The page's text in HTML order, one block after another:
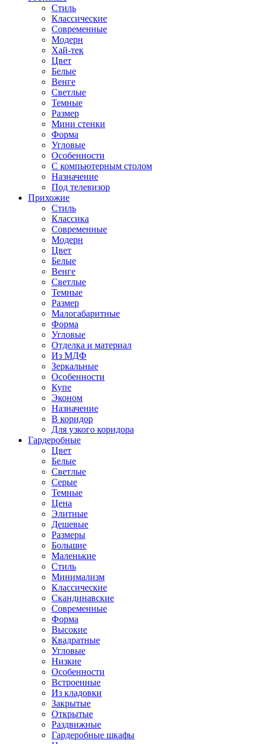
Стиль
Классические
Современные
Модерн
Хай-тек
Цвет
Белые
Венге
Светлые
Темные
Размер
Мини стенки
Форма
Угловые
Особенности
С компьютерным столом
Назначение
Под телевизор
Прихожие
Стиль
Классика
Современные
Модерн
Цвет
Белые
Венге
Светлые
Темные
Размер
Малогабаритные
Форма
Угловые
Отделка и материал
Из МДФ
Зеркальные
Особенности
Купе
Эконом
Назначение
В коридор
Для узкого коридора
Гардеробные
Цвет
Белые
Светлые
Серые
Темные
Цена
Элитные
Дешевые
Размеры
Большие
Маленькие
Стиль
Минимализм
Классические
Скандинавские
Современные
Форма
Высокие
Квадратные
Угловые
Низкие
Особенности
Встроенные
Из кладовки
Закрытые
Открытые
Раздвижные
Гардеробные шкафы